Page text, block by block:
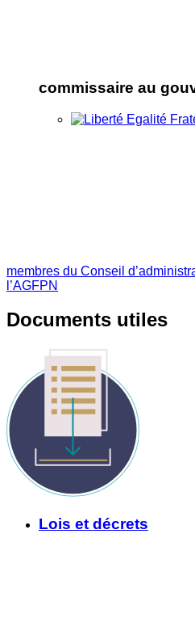
commissaire au
membres du Conseil
l’AGFPN
Documents utiles
Lois et décrets